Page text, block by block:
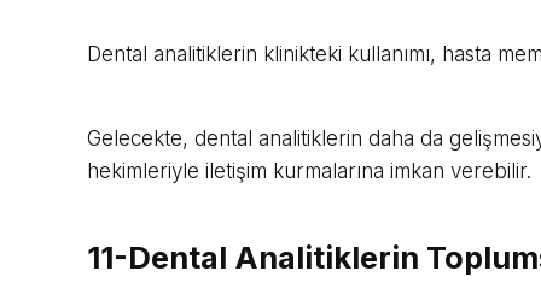
Dental analitiklerin klinikteki kullanımı, hasta
Gelecekte, dental analitiklerin daha da
hekimleriyle iletişim kurmalarına imkan verebilir.
11-Dental Analitiklerin